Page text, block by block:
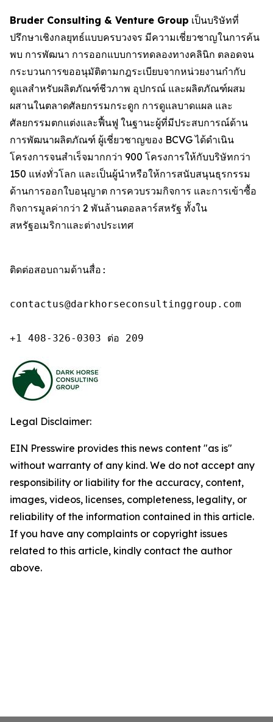
Bruder Consulting & Venture Group เป็นบริษัทที่
ปรึกษาเชิงกลยุทธ์แบบครบวงจร มีความเชี่ยวชาญในการค้น
พบ การพัฒนา การออกแบบการทดลองทางคลินิก ตลอดจน
กระบวนการขออนุมัติตามกฎระเบียบจากหน่วยงานกำกับ
ดูแลสำหรับผลิตภัณฑ์ชีวภาพ อุปกรณ์ และผลิตภัณฑ์ผสม
ผสานในตลาดศัลยกรรมกระดูก การดูแลบาดแผล และ
ศัลยกรรมตกแต่งและฟื้นฟู ในฐานะผู้ที่มีประสบการณ์ด้าน
การพัฒนาผลิตภัณฑ์ ผู้เชี่ยวชาญของ BCVG ได้ดำเนิน
โครงการจนสำเร็จมากกว่า 900 โครงการให้กับบริษัทกว่า
150 แห่งทั่วโลก และเป็นผู้นำหรือให้การสนับสนุนธุรกรรม
ด้านการออกใบอนุญาต การควบรวมกิจการ และการเข้าซื้อ
กิจการมูลค่ากว่า 2 พันล้านดอลลาร์สหรัฐ ทั้งใน
สหรัฐอเมริกาและต่างประเทศ
ติดต่อสอบถามด้านสื่อ:
contactus@darkhorseconsultinggroup.com
+1 408-326-0303 ต่อ 209
Legal Disclaimer:
EIN Presswire provides this news content "as is"
without warranty of any kind. We do not accept any
responsibility or liability for the accuracy, content,
images, videos, licenses, completeness, legality, or
reliability of the information contained in this article.
If you have any complaints or copyright issues
related to this article, kindly contact the author
above.